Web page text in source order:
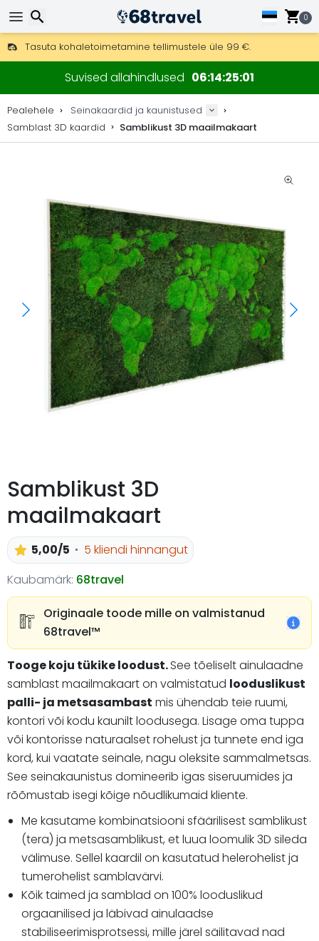
0
Tasuta kohaletoimetamine tellimustele üle 99 €.
Saab saata ka DHL Expressi kaudu (kohaletoimetamine 24 tunni
30 päeva tagastamiseks, 90 päeva puidust kaartide ja
Suvised allahindlused 06142500
Pealehele
Seinakaardid ja kaunistused
Samblast 3D kaardid
Samblikust 3D maailmakaart
Samblikust 3D
maailmakaart
5,00/5
5 kliendi hinnangut
Kaubamärk: 68travel
Originaale toode mille on valmistanud
68travel™️
Tooge koju tükike loodust.See tõeliselt ainulaadne
samblast maailmakaart on valmistatud looduslikust
palli- ja metsasambast mis ühendab teie ruumi,
kontori või kodu kaunilt loodusega. Lisage oma tuppa
või kontorisse naturaalset rohelust ja tunnete end iga
kord, kui vaatate seinale, nagu oleksite sammalmetsas.
See seinakaunistus domineerib igas siseruumides ja
rõõmustab isegi kõige nõudlikumaid kliente.
Me kasutame kombinatsiooni sfäärilisest samblikust
(tera) ja metsasamblikust, et luua loomulik 3D sileda
välimuse. Sellel kaardil on kasutatud helerohelist ja
tumerohelist samblavärvi.
Kõik taimed ja samblad on 100% looduslikud
orgaanilised ja läbivad ainulaadse
stabiliseerimisprotsessi, mille järel säilitavad nad